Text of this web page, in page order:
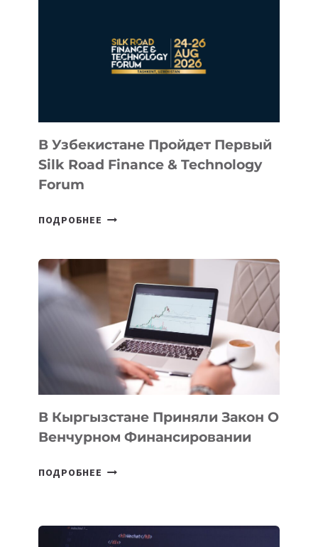
NACE.AI
В Узбекистане Пройдет Первый
Silk Road Finance & Technology
Forum
ПОДРОБНЕЕ
FINANCE
&
TECHNOLOGY
FORUM
В Кыргызстане Приняли Закон О
Венчурном Финансировании
ПОДРОБНЕЕ
О